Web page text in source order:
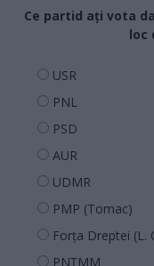
Ce partid ați vota
loc
USR
PNL
PSD
AUR
UDMR
PMP (Tomac)
Forța Dreptei (L.
PNȚMM